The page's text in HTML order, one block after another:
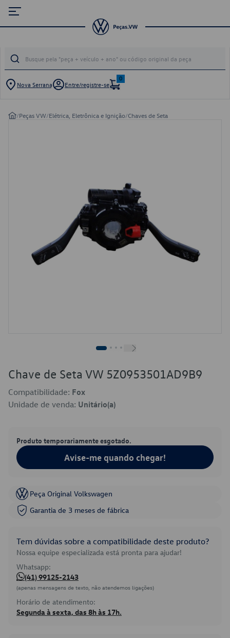
Nova Serrana Entre/registre-se
0
/Peças VW/Elétrica, Eletrônica e Ignição/Chaves de Seta
Chave de Seta VW 5Z0953501AD9B9
Compatibilidade: Fox
Unidade de venda: Unitário(a)
Produto temporariamente esgotado.
Avise-me quando chegar!
Peça Original Volkswagen
Garantia de 3 meses de fábrica
Tem dúvidas sobre a compatibilidade deste produto?
Nossa equipe especializada está pronta para ajudar!
Whatsapp:
(41) 99125-2143
(apenas mensagens de texto, não atendemos ligações)
Horário de atendimento:
Segunda à sexta, das 8h às 17h.